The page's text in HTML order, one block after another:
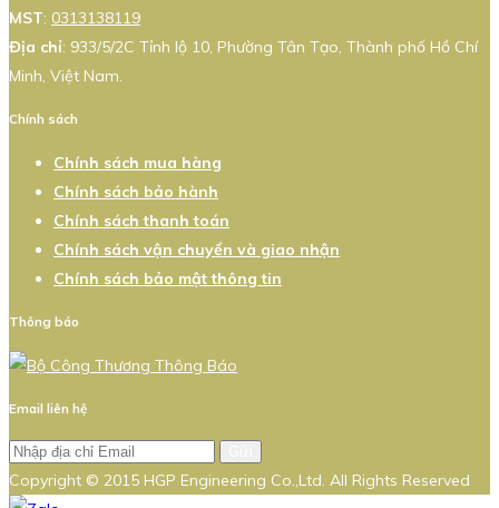
MST: 0313138119
Địa chỉ: 933/5/2C Tỉnh lộ 10, Phường Tân Tạo, Thành phố Hồ Chí
Minh, Việt Nam.
Chính sách
Chính sách mua hàng
Chính sách bảo hành
Chính sách thanh toán
Chính sách vận chuyển và giao nhận
Chính sách bảo mật thông tin
Thông báo
Email liên hệ
Copyright © 2015 HGP Engineering Co.,Ltd. All Rights Reserved